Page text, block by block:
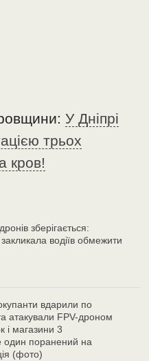
У Дніпрі
трьох
кров!
зберігається:
водіїв обмежити
вдарили по
атакували FPV-дроном
і магазини 3
один поранений на
(фото)